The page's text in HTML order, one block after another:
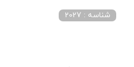
شناسه : 2027